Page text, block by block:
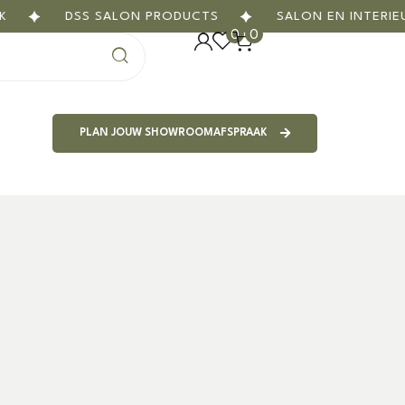
DSS SALON PRODUCTS SALON EN
0 0
PLAN JOUW SHOWROOMAFSPRAAK